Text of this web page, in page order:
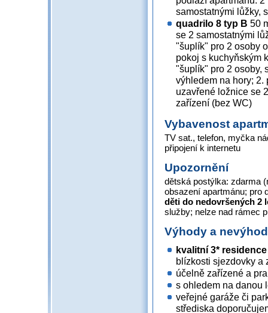
samostatnými lůžky,
quadrilo 8 typ B 50
se 2 samostatnými
"šuplík" pro 2 osoby
pokoj s kuchyňským
"šuplík" pro 2 osoby,
výhledem na hory; 2.
uzavřené ložnice se
zařízení (bez WC)
Vybavenost
TV sat., telefon, myčka
připojení k internetu
Upozornění
dětská postýlka: zdarma
obsazení apartmánu; pro
děti do nedovršených 2
služby; nelze nad rámec
Výhody a
kvalitní 3*
blízkosti sjezdovky a
účelně zařízené a
s ohledem na danou
veřejné garáže či
střediska